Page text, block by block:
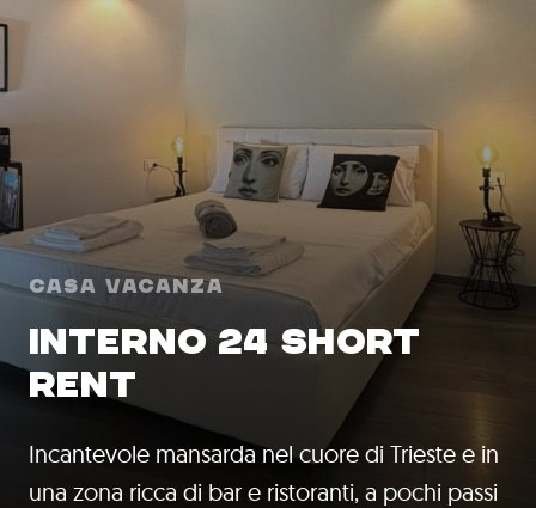
Casa Vacanza
INTERNO 24 SHORT
RENT
Incantevole mansarda nel cuore di Trieste e in
una zona ricca di bar e ristoranti, a pochi passi